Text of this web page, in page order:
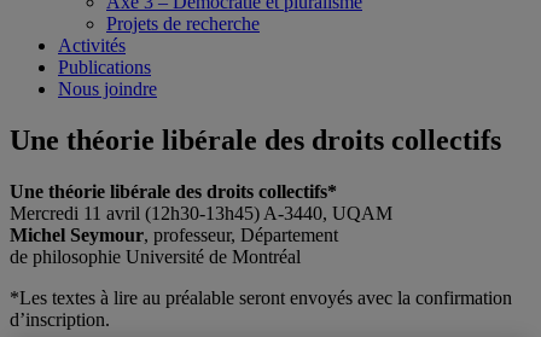
Projets de recherche
Activités
Publications
Nous joindre
Une théorie libérale des droits collectifs
Une théorie libérale des droits collectifs*
Mercredi 11 avril (12h30-13h45) A-3440, UQAM
Michel Seymour, professeur, Département
de philosophie Université de Montréal
*Les textes à lire au préalable seront envoyés avec la confirmation
d’inscription.